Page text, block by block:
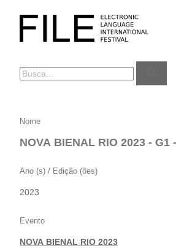
FILE
FESTIVAL
NOVA
BIENAL
2023
–
–
FANTÁSTICO
Nome
NOVA BIENAL RIO 2023 - G1
Ano (s) / Edição (ões)
2023
Evento
NOVA BIENAL RIO 2023